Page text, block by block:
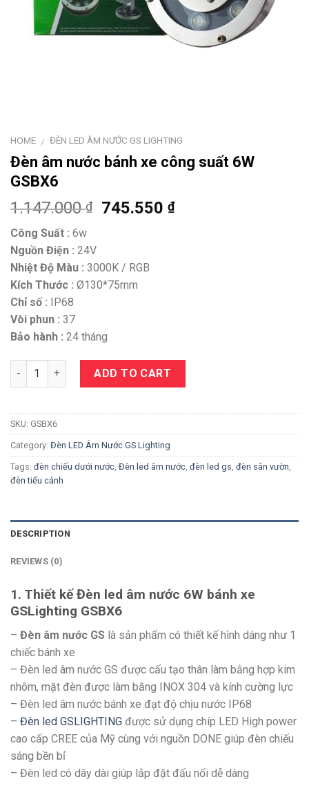
HOME / ĐÈN LED ÂM NƯỚC GS LIGHTING
Đèn âm nước bánh xe công suất 6W
GSBX6
1.147.000₫ 745.550₫
Công Suất : 6w
Nguồn Điện : 24V
Nhiệt Độ Màu : 3000K / RGB
Kích Thước : Ø130*75mm
Chỉ số : IP68
Vòi phun : 37
Bảo hành : 24 tháng
Quantity ADD TO CART
SKU: GSBX6
Category: Đèn LED Âm Nước GS Lighting
Tags: đèn chiếu dưới nước Đèn led âm nước đèn led gs đèn sân vườn
đèn tiểu cảnh
DESCRIPTION
REVIEWS (0)
1. Thiết kế Đèn led âm nước 6W bánh xe
GSLighting GSBX6
– Đèn âm nước GS là sản phẩm có thiết kế hình dáng như 1
chiếc bánh xe
– Đèn led âm nước GS được cấu tạo thân làm bằng hợp kim
nhôm, mặt đèn được làm bằng INOX 304 và kính cường lực
– Đèn led âm nước bánh xe đạt độ chịu nước IP68
– Đèn led GSLIGHTING được sử dụng chíp LED High power
cao cấp CREE của Mỹ cùng với nguồn DONE giúp đèn chiếu
sáng bền bỉ
– Đèn led có dây dài giúp lắp đặt đấu nối dễ dàng